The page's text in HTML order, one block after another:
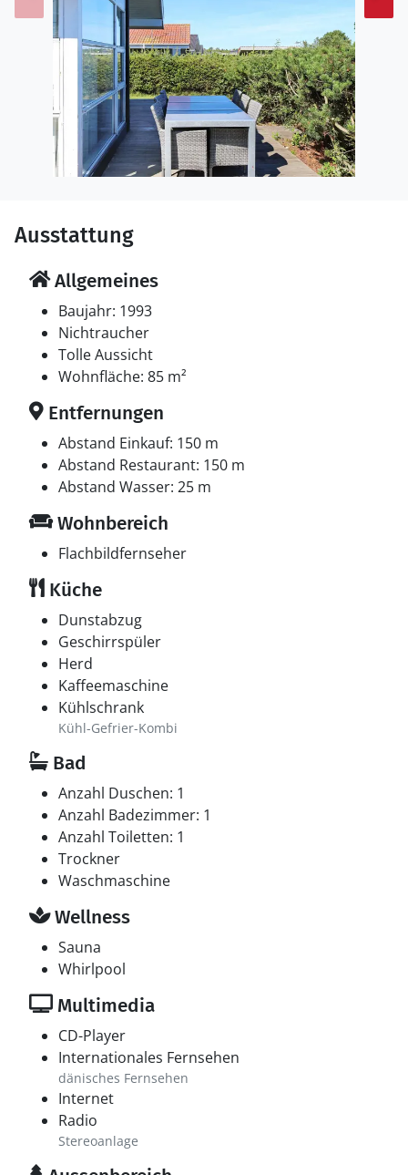
Ausstattung
Allgemeines
Baujahr: 1993
Nichtraucher
Tolle Aussicht
Wohnfläche: 85 m²
Entfernungen
Abstand Einkauf: 150 m
Abstand Restaurant: 150 m
Abstand Wasser: 25 m
Wohnbereich
Flachbildfernseher
Küche
Dunstabzug
Geschirrspüler
Herd
Kaffeemaschine
Kühlschrank
Kühl-Gefrier-Kombi
Bad
Anzahl Duschen: 1
Anzahl Badezimmer: 1
Anzahl Toiletten: 1
Trockner
Waschmaschine
Wellness
Sauna
Whirlpool
Multimedia
CD-Player
Internationales Fernsehen
dänisches Fernsehen
Internet
Radio
Stereoanlage